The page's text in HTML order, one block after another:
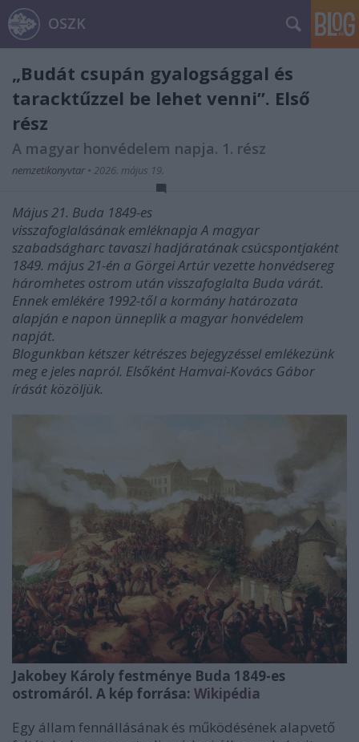
OSZK
„Budát csupán gyalogsággal és
taracktűzzel be lehet venni”. Első
rész
A magyar honvédelem napja. 1. rész
nemzetikonyvtar • 2026. május 19.
Május 21. Buda 1849-es
visszafoglalásának emléknapja A magyar
szabadságharc tavaszi hadjáratának csúcspontjaként
1849. május 21-én a Görgei Artúr vezette honvédsereg
háromhetes ostrom után visszafoglalta Buda várát.
Ennek emlékére 1992-től a kormány határozata
alapján e napon ünneplik a magyar honvédelem
napját.
Blogunkban kétszer kétrészes bejegyzéssel emlékezünk
meg e jeles napról. Elsőként Hamvai-Kovács Gábor
írását közöljük.
Jakobey Károly festménye Buda 1849-es
ostromáról. A kép forrása: Wikipédia
Egy állam fennállásának és működésének alapvető